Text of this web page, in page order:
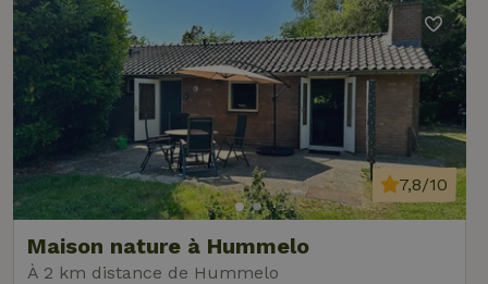
Maison nature à Hummelo
À 2 km distance de Hummelo
7,8/10